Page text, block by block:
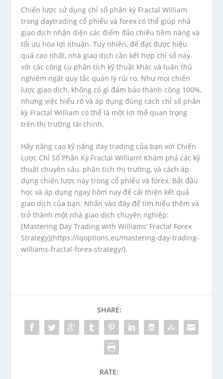
Chiến lược sử dụng chỉ số phân kỳ Fractal William
trong daytrading cổ phiếu và forex có thể giúp nhà
giao dịch nhận diện các điểm đảo chiều tiềm năng và
tối ưu hóa lợi nhuận. Tuy nhiên, để đạt được hiệu
quả cao nhất, nhà giao dịch cần kết hợp chỉ số này
với các công cụ phân tích kỹ thuật khác và tuân thủ
nghiêm ngặt quy tắc quản lý rủi ro. Như mọi chiến
lược giao dịch, không có gì đảm bảo thành công 100%,
nhưng việc hiểu rõ và áp dụng đúng cách chỉ số phân
kỳ Fractal William có thể là một lợi thế quan trọng
trên thị trường tài chính.
Hãy nâng cao kỹ năng day trading của bạn với Chiến
Lược Chỉ Số Phân Kỳ Fractal William! Khám phá các kỹ
thuật chuyên sâu, phân tích thị trường, và cách áp
dụng chiến lược này trong cổ phiếu và forex. Bắt đầu
học và áp dụng ngay hôm nay để cải thiện kết quả
giao dịch của bạn. Nhấn vào đây để tìm hiểu thêm và
trở thành một nhà giao dịch chuyên nghiệp:
[Mastering Day Trading with Williams’ Fractal Forex
Strategy](https://iqoptions.eu/mastering-day-trading-
williams-fractal-forex-strategy/).
SHARE:
RATE: